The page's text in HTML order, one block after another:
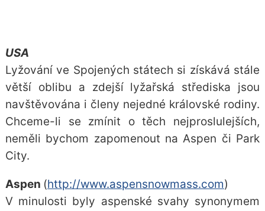
USA
Lyžování ve Spojených státech si získává stále
větší oblibu a zdejší lyžařská střediska jsou
navštěvována i členy nejedné královské rodiny.
Chceme-li se zmínit o těch nejproslulejších,
neměli bychom zapomenout na Aspen či Park
City.
Aspen (http://www.aspensnowmass.com)
V minulosti byly aspenské svahy synonymem